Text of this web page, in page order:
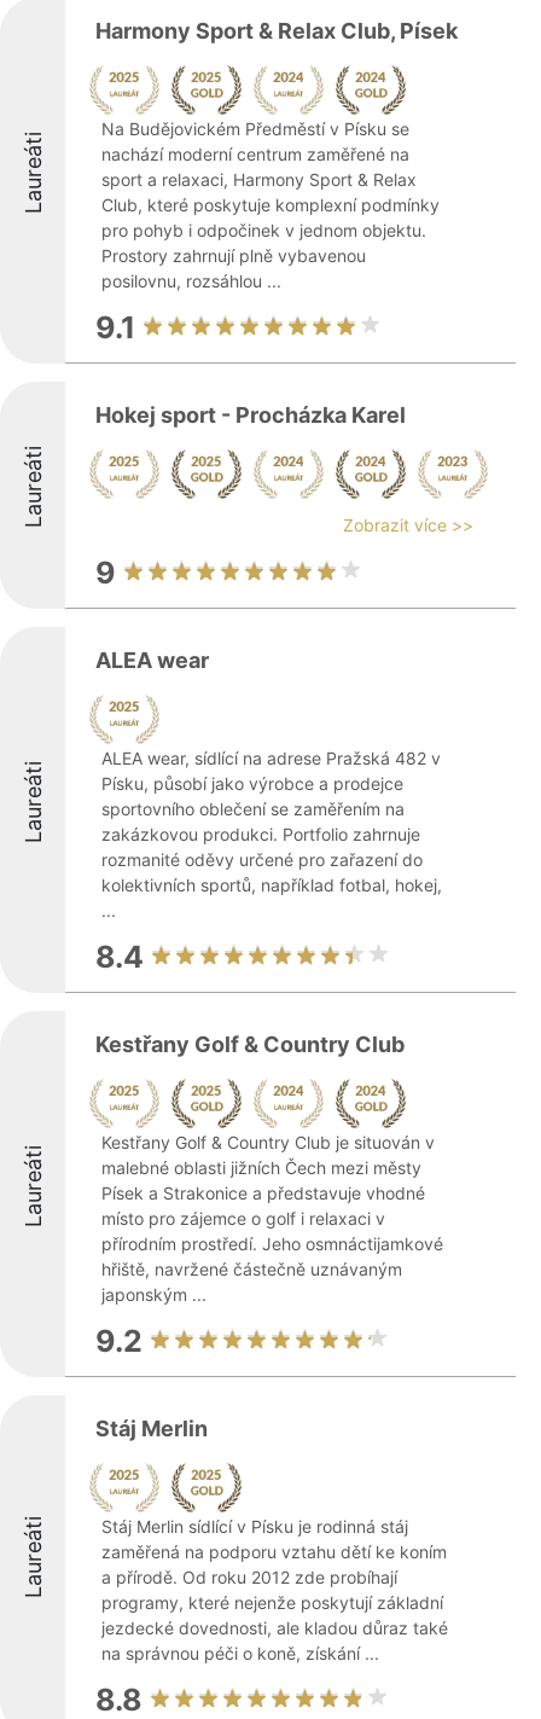
Laureáti
Harmony Sport & Relax Club, Písek
Na Budějovickém Předměstí v Písku se
nachází moderní centrum zaměřené na
sport a relaxaci, Harmony Sport & Relax
Club, které poskytuje komplexní podmínky
pro pohyb i odpočinek v jednom objektu.
Prostory zahrnují plně vybavenou
posilovnu, rozsáhlou ...
9.1
Laureáti
Hokej sport - Procházka Karel
Zobrazit více >>
9
Laureáti
ALEA wear
ALEA wear, sídlící na adrese Pražská 482 v
Písku, působí jako výrobce a prodejce
sportovního oblečení se zaměřením na
zakázkovou produkci. Portfolio zahrnuje
rozmanité oděvy určené pro zařazení do
kolektivních sportů, například fotbal, hokej,
...
8.4
Laureáti
Kestřany Golf & Country Club
Kestřany Golf & Country Club je situován v
malebné oblasti jižních Čech mezi městy
Písek a Strakonice a představuje vhodné
místo pro zájemce o golf i relaxaci v
přírodním prostředí. Jeho osmnáctijamkové
hřiště, navržené částečně uznávaným
japonským ...
9.2
Laureáti
Stáj Merlin
Stáj Merlin sídlící v Písku je rodinná stáj
zaměřená na podporu vztahu dětí ke koním
a přírodě. Od roku 2012 zde probíhají
programy, které nejenže poskytují základní
jezdecké dovednosti, ale kladou důraz také
na správnou péči o koně, získání ...
8.8